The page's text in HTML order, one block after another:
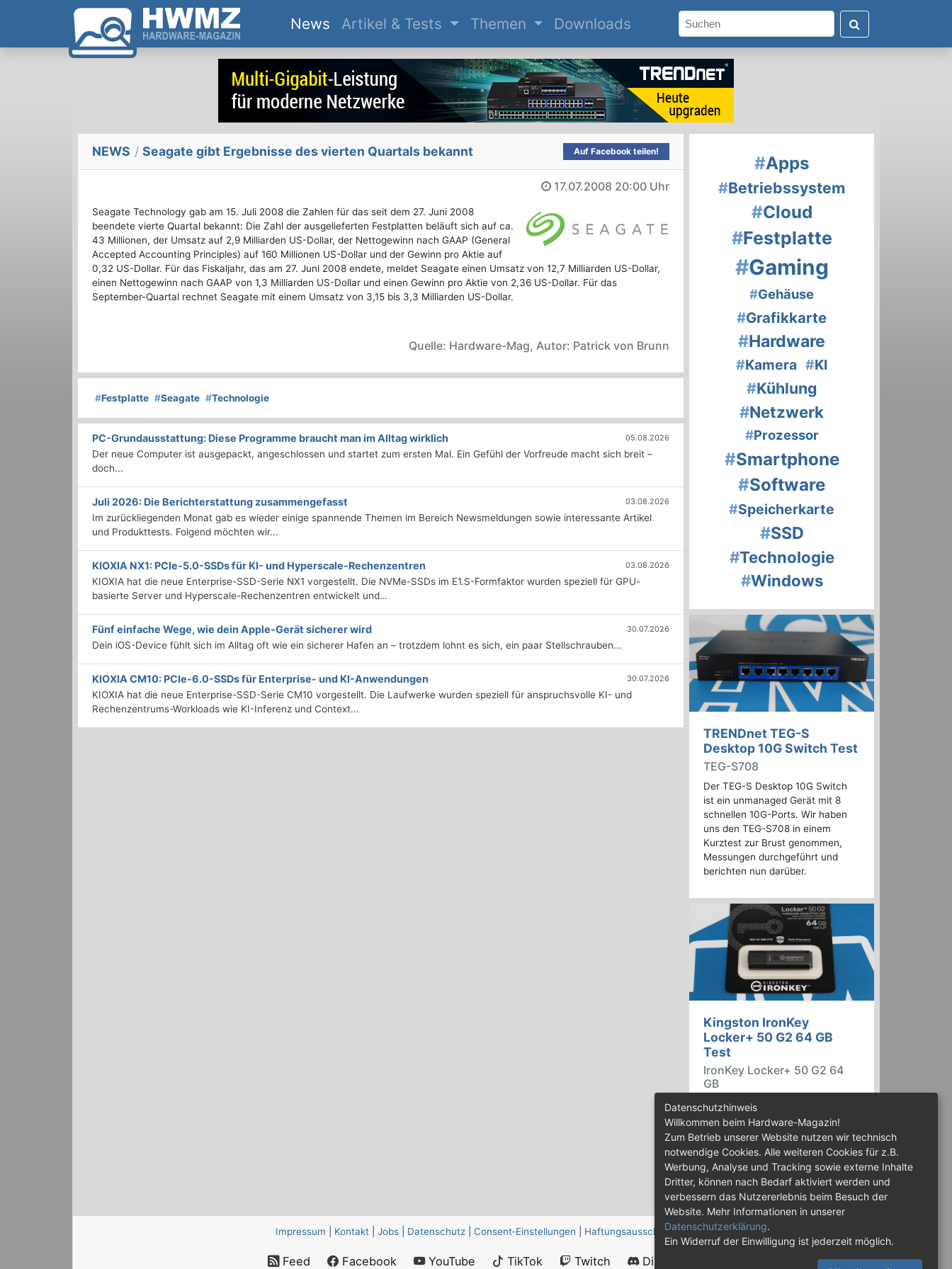
News(current)
Artikel & Tests Themen Downloads
NEWS / Seagate gibt Ergebnisse des vierten Quartals bekannt Auf Facebook teilen!
17.07.2008 20:00 Uhr
Seagate Technology gab am 15. Juli 2008 die Zahlen für das seit dem 27. Juni 2008
beendete vierte Quartal bekannt: Die Zahl der ausgelieferten Festplatten beläuft sich auf ca.
43 Millionen, der Umsatz auf 2,9 Milliarden US-Dollar, der Nettogewinn nach GAAP (General
Accepted Accounting Principles) auf 160 Millionen US-Dollar und der Gewinn pro Aktie auf
0,32 US-Dollar. Für das Fiskaljahr, das am 27. Juni 2008 endete, meldet Seagate einen Umsatz von 12,7 Milliarden US-Dollar,
einen Nettogewinn nach GAAP von 1,3 Milliarden US-Dollar und einen Gewinn pro Aktie von 2,36 US-Dollar. Für das
September-Quartal rechnet Seagate mit einem Umsatz von 3,15 bis 3,3 Milliarden US-Dollar.
Quelle: Hardware-Mag, Autor: Patrick von Brunn
#Festplatte #Seagate #Technologie
PC-Grundausstattung: Diese Programme braucht man im Alltag wirklich 05.08.2026
Der neue Computer ist ausgepackt, angeschlossen und startet zum ersten Mal. Ein Gefühl der Vorfreude macht sich breit –
doch...
Juli 2026: Die Bericht­erstattung zusammengefasst 03.08.2026
Im zurückliegenden Monat gab es wieder einige spannende Themen im Bereich Newsmeldungen sowie interessante Artikel
und Produkttests. Folgend möchten wir...
KIOXIA NX1: PCIe-5.0-SSDs für KI- und Hyperscale-Rechenzentren 03.08.2026
KIOXIA hat die neue Enterprise-SSD-Serie NX1 vorgestellt. Die NVMe-SSDs im E1.S-Formfaktor wurden speziell für GPU-
basierte Server und Hyperscale-Rechenzentren entwickelt und...
Fünf einfache Wege, wie dein Apple-Gerät sicherer wird 30.07.2026
Dein iOS-Device fühlt sich im Alltag oft wie ein sicherer Hafen an – trotzdem lohnt es sich, ein paar Stellschrauben...
KIOXIA CM10: PCIe-6.0-SSDs für Enterprise- und KI-Anwendungen 30.07.2026
KIOXIA hat die neue Enterprise-SSD-Serie CM10 vorgestellt. Die Laufwerke wurden speziell für anspruchsvolle KI- und
Rechenzentrums-Workloads wie KI-Inferenz und Context...
#Apps
#Betriebssystem
#Cloud
#Festplatte
#Gaming
#Gehäuse
#Grafikkarte
#Hardware
#Kamera #KI
#Kühlung
#Netzwerk
#Prozessor
#Smartphone
#Software
#Speicherkarte
#SSD
#Technologie
#Windows
TRENDnet TEG-S
Desktop 10G Switch Test
TEG-S708
Der TEG-S Desktop 10G Switch
ist ein unmanaged Gerät mit 8
schnellen 10G-Ports. Wir haben
uns den TEG-S708 in einem
Kurztest zur Brust genommen,
Messungen durchgeführt und
berichten nun darüber.
Kingston IronKey
Locker+ 50 G2 64 GB
Test
IronKey Locker+ 50 G2 64
GB
Der IronKey Locker+ 50 G2 von
Kingston ist ein USB-
Flashspeicher mit 256 Bit starker
AES-HW-Verschlüsselung im XTS-
Modus. Wir haben das 64-GB-
Modell im Praxistest genauer
begutachtet.
Impressum Kontakt Jobs Datenschutz Consent‑Einstellungen Haftungsausschluss
Feed Facebook YouTube TikTok Twitch Discord
Datenschutzhinweis
Willkommen beim Hardware-Magazin!
Zum Betrieb unserer Website nutzen wir technisch
notwendige Cookies. Alle weiteren Cookies für z.B.
Werbung, Analyse und Tracking sowie externe Inhalte
Dritter, können nach Bedarf aktiviert werden und
verbessern das Nutzererlebnis beim Besuch der
Website. Mehr Informationen in unserer
Datenschutzerklärung.
Ein Widerruf der Einwilligung ist jederzeit möglich.